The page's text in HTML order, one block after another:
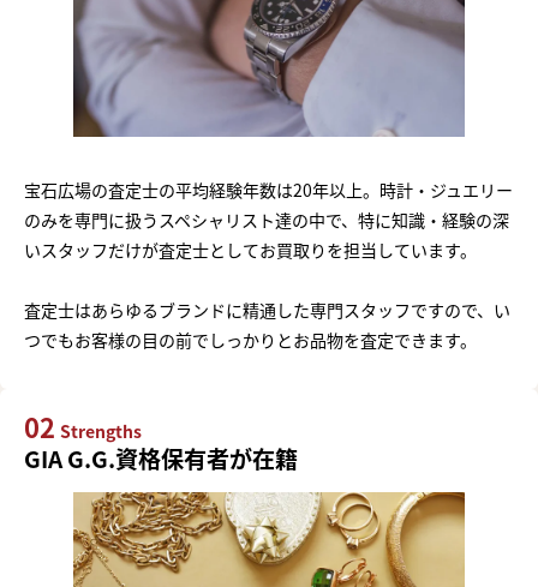
宝石広場の査定士の平均経験年数は20年以上。時計・ジュエリー
のみを専門に扱うスペシャリスト達の中で、特に知識・経験の深
いスタッフだけが査定士としてお買取りを担当しています。
査定士はあらゆるブランドに精通した専門スタッフですので、い
つでもお客様の目の前でしっかりとお品物を査定できます。
02 Strengths
GIA G.G.資格保有者が在籍